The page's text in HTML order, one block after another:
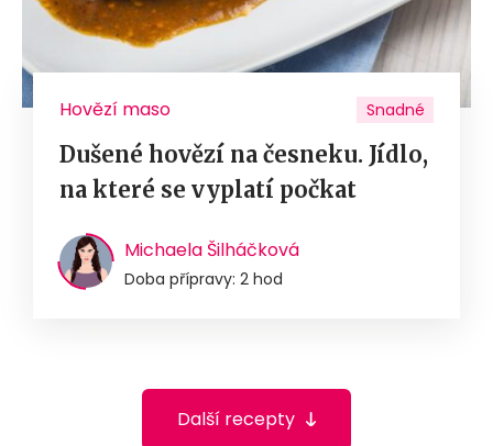
Hovězí maso Snadné
Dušené hovězí na česneku. Jídlo,
na které se vyplatí počkat
Michaela Šilháčková
Doba přípravy: 2 hod
Další recepty